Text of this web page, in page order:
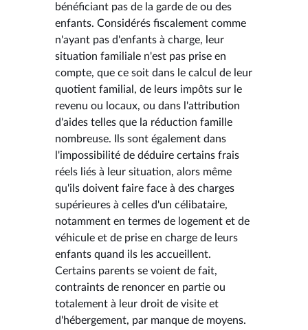
bénéficiant pas de la garde de ou des
enfants. Considérés fiscalement comme
n'ayant pas d'enfants à charge, leur
situation familiale n'est pas prise en
compte, que ce soit dans le calcul de leur
quotient familial, de leurs impôts sur le
revenu ou locaux, ou dans l'attribution
d'aides telles que la réduction famille
nombreuse. Ils sont également dans
l'impossibilité de déduire certains frais
réels liés à leur situation, alors même
qu'ils doivent faire face à des charges
supérieures à celles d'un célibataire,
notamment en termes de logement et de
véhicule et de prise en charge de leurs
enfants quand ils les accueillent.
Certains parents se voient de fait,
contraints de renoncer en partie ou
totalement à leur droit de visite et
d'hébergement, par manque de moyens.